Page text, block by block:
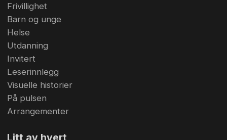
Frivillighet
Barn og unge
Helse
Utdanning
Invitert
Leserinnlegg
Visuelle historier
På pulsen
Arrangementer
Litt av hvert